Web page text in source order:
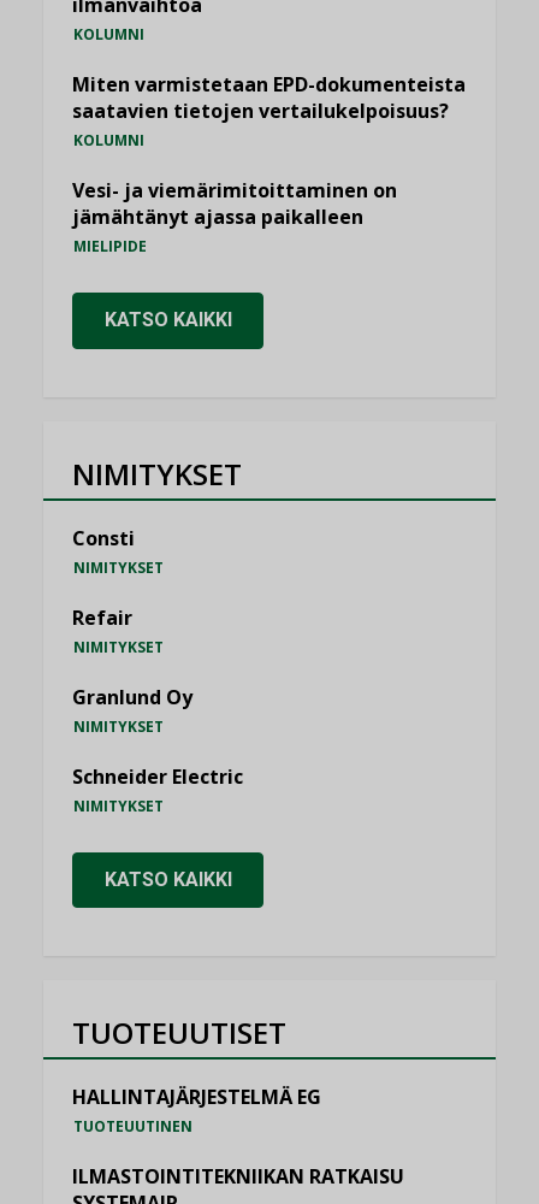
KOLUMNI
Miten varmistetaan EPD-dokumenteista
saatavien tietojen vertailukelpoisuus?
KOLUMNI
Vesi- ja viemärimitoittaminen on
jämähtänyt ajassa paikalleen
MIELIPIDE
KATSO KAIKKI
NIMITYKSET
Consti
NIMITYKSET
Refair
NIMITYKSET
Granlund Oy
NIMITYKSET
Schneider Electric
NIMITYKSET
KATSO KAIKKI
TUOTEUUTISET
HALLINTAJÄRJESTELMÄ EG
TUOTEUUTINEN
ILMASTOINTITEKNIIKAN RATKAISU